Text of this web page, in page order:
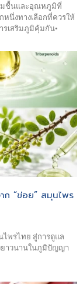
มชื้นและอุณหภูมิที่
หนึ่งทางเลือกที่ควรให้
รเสริมภูมิคุ้มกัน•
“ข่อย” สมุนไพร
ไพรไทย สู่การดูแล
ยาวนานในภูมิปัญญา